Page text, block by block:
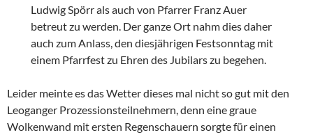
Ludwig Spörr als auch von Pfarrer Franz Auer
betreut zu werden. Der ganze Ort nahm dies daher
auch zum Anlass, den diesjährigen Festsonntag mit
einem Pfarrfest zu Ehren des Jubilars zu begehen.
Leider meinte es das Wetter dieses mal nicht so gut mit den
Leoganger Prozessionsteilnehmern, denn eine graue
Wolkenwand mit ersten Regenschauern sorgte für einen